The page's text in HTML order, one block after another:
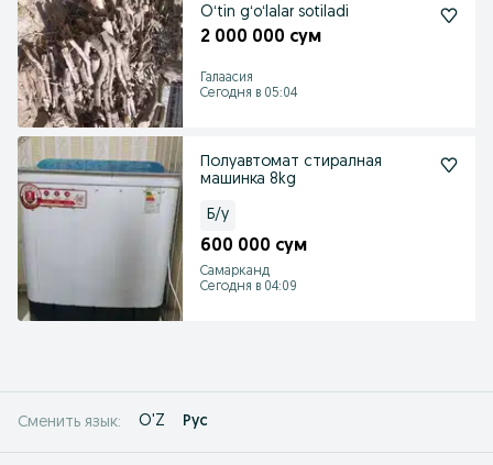
Oʻtin gʻoʻlalar sotiladi
2 000 000 сум
Галаасия
Сегодня в 05:04
Полуавтомат стиралная
машинка 8kg
Б/у
600 000 сум
Самарканд
Сегодня в 04:09
Сменить язык: O'Z Рус